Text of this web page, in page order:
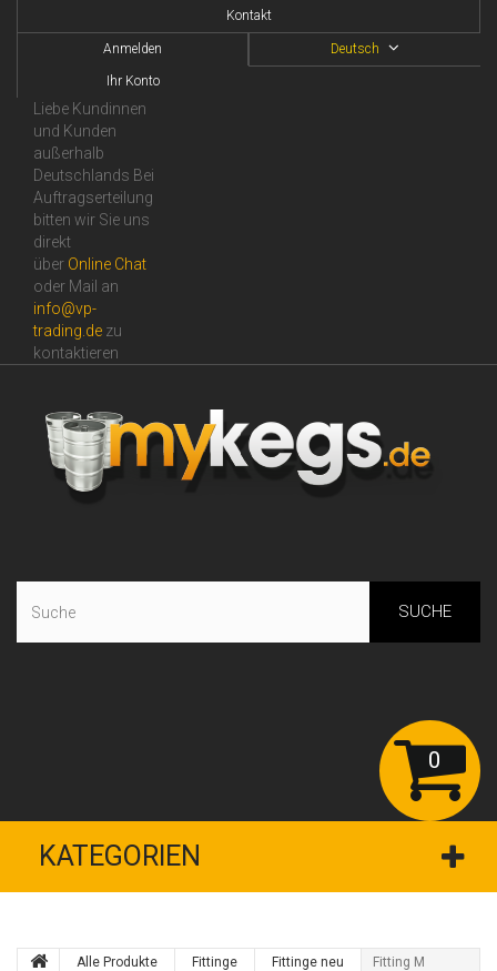
Kontakt
Deutsch
Anmelden
Ihr Konto
Liebe Kundinnen
und Kunden
außerhalb
Deutschlands Bei
Auftragserteilung
bitten wir Sie uns
direkt
über Online Сhat
oder Mail an
info@vp-
trading.de zu
kontaktieren
SUCHE
0
KATEGORIEN
Alle Produkte Fittinge Fittinge neu
Fitting M